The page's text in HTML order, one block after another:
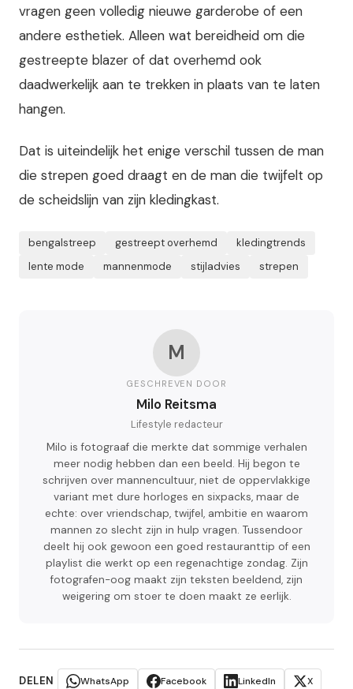
vragen geen volledig nieuwe garderobe of een
andere esthetiek. Alleen wat bereidheid om die
gestreepte blazer of dat overhemd ook
daadwerkelijk aan te trekken in plaats van te laten
hangen.
Dat is uiteindelijk het enige verschil tussen de man
die strepen goed draagt en de man die twijfelt op
de scheidslijn van zijn kledingkast.
bengalstreep gestreept overhemd
kledingtrends
lente mode
mannenmode stijladvies strepen
M
GESCHREVEN DOOR
Milo Reitsma
Lifestyle redacteur
Milo is fotograaf die merkte dat sommige verhalen
meer nodig hebben dan een beeld. Hij begon te
schrijven over mannencultuur, niet de oppervlakkige
variant met dure horloges en sixpacks, maar de
echte: over vriendschap, twijfel, ambitie en waarom
mannen zo slecht zijn in hulp vragen. Tussendoor
deelt hij ook gewoon een goed restauranttip of een
playlist die werkt op een regenachtige zondag. Zijn
fotografen-oog maakt zijn teksten beeldend, zijn
weigering om stoer te doen maakt ze eerlijk.
DELEN WhatsApp Facebook LinkedIn
X